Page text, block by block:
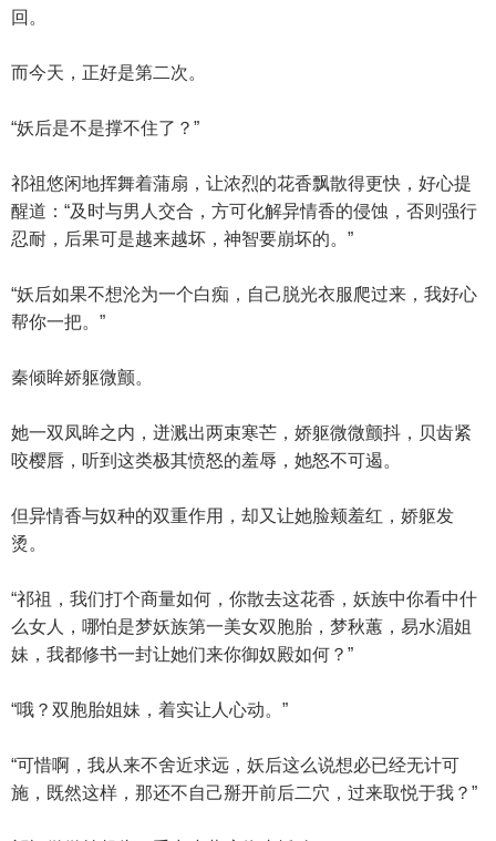
回。
而今天，正好是第二次。
“妖后是不是撑不住了？”
祁祖悠闲地挥舞着蒲扇，让浓烈的花香飘散得更快，好心提
醒道：“及时与男人交合，方可化解异情香的侵蚀，否则强行
忍耐，后果可是越来越坏，神智要崩坏的。”
“妖后如果不想沦为一个白痴，自己脱光衣服爬过来，我好心
帮你一把。”
秦倾眸娇躯微颤。
她一双凤眸之内，迸溅出两束寒芒，娇躯微微颤抖，贝齿紧
咬樱唇，听到这类极其愤怒的羞辱，她怒不可遏。
但异情香与奴种的双重作用，却又让她脸颊羞红，娇躯发
烫。
“祁祖，我们打个商量如何，你散去这花香，妖族中你看中什
么女人，哪怕是梦妖族第一美女双胞胎，梦秋蕙，易水湄姐
妹，我都修书一封让她们来你御奴殿如何？”
“哦？双胞胎姐妹，着实让人心动。”
“可惜啊，我从来不舍近求远，妖后这么说想必已经无计可
施，既然这样，那还不自己掰开前后二穴，过来取悦于我？”